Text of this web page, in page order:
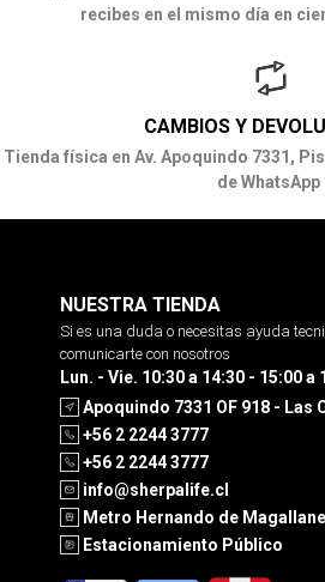
recibes en el mismo día en
CAMBIOS Y
Tienda física en Av. Apoquindo 7331,
de WhatsApp
NUESTRA TIENDA
Si es una duda o necesitas ayuda
comunicarte con nosotros
Lun. - Vie. 10:30 a 14:30 - 15:00 a
Apoquindo 7331 OF 918 - Las
+56 2 2244 3777
+56 2 2244 3777
info@sherpalife.cl
Metro Hernando de
Estacionamiento Público